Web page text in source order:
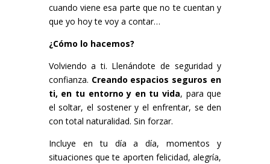
cuando viene esa parte que no te cuentan y
que yo hoy te voy a contar…
¿Cómo lo hacemos?
Volviendo a ti. Llenándote de seguridad y
confianza. Creando espacios seguros en
ti, en tu entorno y en tu vida, para que
el soltar, el sostener y el enfrentar, se den
con total naturalidad. Sin forzar.
Incluye en tu día a día, momentos y
situaciones que te aporten felicidad, alegría,